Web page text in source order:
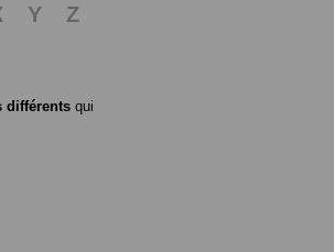
Y
Z
différents qui